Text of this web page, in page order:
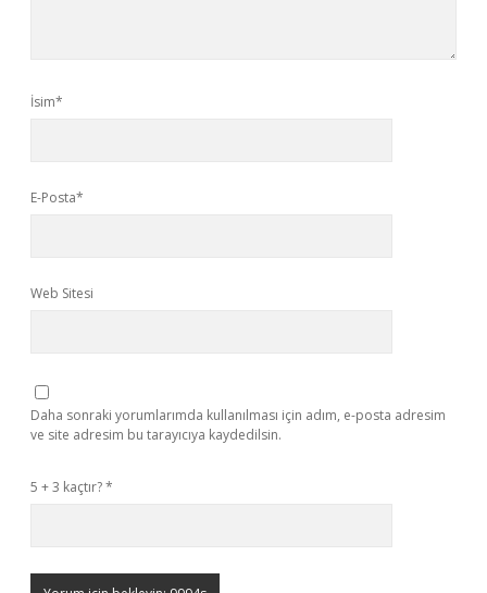
İsim*
E-Posta*
Web Sitesi
Daha sonraki yorumlarımda kullanılması için adım, e-posta adresim
ve site adresim bu tarayıcıya kaydedilsin.
5 + 3 kaçtır?*